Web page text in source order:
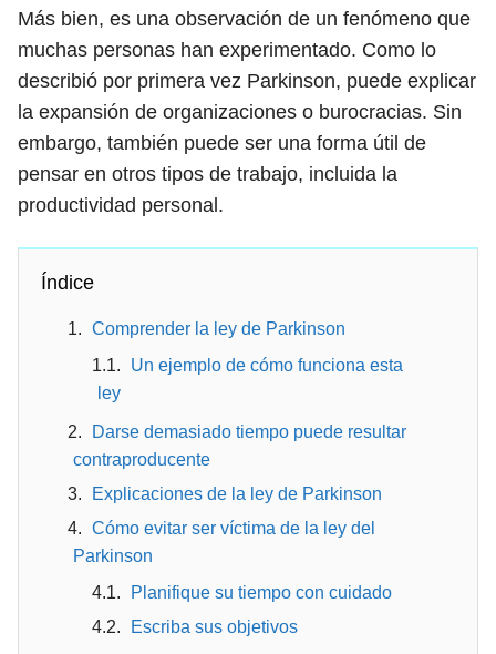
Más bien, es una observación de un fenómeno que
muchas personas han experimentado. Como lo
describió por primera vez Parkinson, puede explicar
la expansión de organizaciones o burocracias. Sin
embargo, también puede ser una forma útil de
pensar en otros tipos de trabajo, incluida la
productividad personal.
Índice
Comprender la ley de Parkinson
Un ejemplo de cómo funciona esta
ley
Darse demasiado tiempo puede resultar
contraproducente
Explicaciones de la ley de Parkinson
Cómo evitar ser víctima de la ley del
Parkinson
Planifique su tiempo con cuidado
Escriba sus objetivos